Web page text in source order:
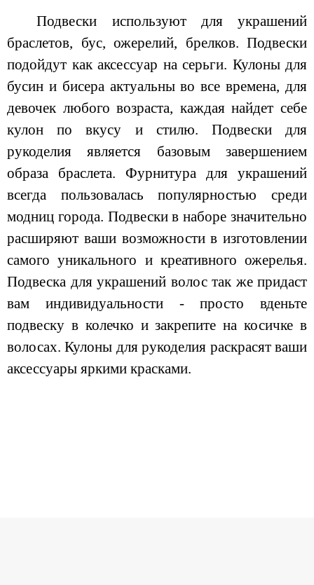
Подвески используют для украшений
браслетов, бус, ожерелий, брелков. Подвески
подойдут как аксессуар на серьги. Кулоны для
бусин и бисера актуальны во все времена, для
девочек любого возраста, каждая найдет себе
кулон по вкусу и стилю. Подвески для
рукоделия является базовым завершением
образа браслета. Фурнитура для украшений
всегда пользовалась популярностью среди
модниц города. Подвески в наборе значительно
расширяют ваши возможности в изготовлении
самого уникального и креативного ожерелья.
Подвеска для украшений волос так же придаст
вам индивидуальности - просто вденьте
подвеску в колечко и закрепите на косичке в
волосах. Кулоны для рукоделия раскрасят ваши
аксессуары яркими красками.